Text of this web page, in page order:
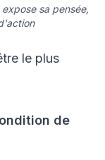
sa pensée,
le plus
de